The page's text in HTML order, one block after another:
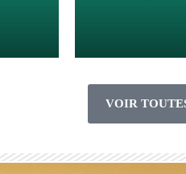
gingembre
VOIR